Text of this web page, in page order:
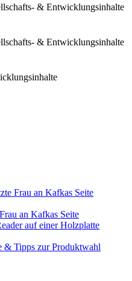
& Entwicklungsinhalte
& Entwicklungsinhalte
an Kafkas Seite
Tipps zur Produktwahl